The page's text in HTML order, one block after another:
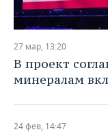
27 мар, 13:20
В проект
минералам
24 фев, 14:47